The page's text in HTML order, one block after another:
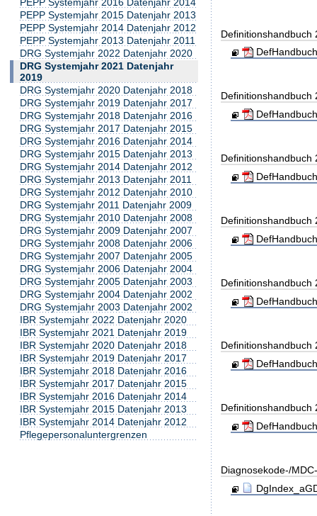
Definitionshandbuch
Definitionshandbuch
Definitionshandbuch
Definitionshandbuch
Definitionshandbuch
Definitionshandbuch
Definitionshandbuch
Diagnosekode-/
PEPP Systemjahr 2016 Datenjahr 2014
PEPP Systemjahr 2015 Datenjahr 2013
PEPP Systemjahr 2014 Datenjahr 2012
PEPP Systemjahr 2013 Datenjahr 2011
DRG Systemjahr 2022 Datenjahr 2020
DRG Systemjahr 2021 Datenjahr
2019
DRG Systemjahr 2020 Datenjahr 2018
DRG Systemjahr 2019 Datenjahr 2017
DRG Systemjahr 2018 Datenjahr 2016
DRG Systemjahr 2017 Datenjahr 2015
DRG Systemjahr 2016 Datenjahr 2014
DRG Systemjahr 2015 Datenjahr 2013
DRG Systemjahr 2014 Datenjahr 2012
DRG Systemjahr 2013 Datenjahr 2011
DRG Systemjahr 2012 Datenjahr 2010
DRG Systemjahr 2011 Datenjahr 2009
DRG Systemjahr 2010 Datenjahr 2008
DRG Systemjahr 2009 Datenjahr 2007
DRG Systemjahr 2008 Datenjahr 2006
DRG Systemjahr 2007 Datenjahr 2005
DRG Systemjahr 2006 Datenjahr 2004
DRG Systemjahr 2005 Datenjahr 2003
DRG Systemjahr 2004 Datenjahr 2002
DRG Systemjahr 2003 Datenjahr 2002
IBR Systemjahr 2022 Datenjahr 2020
IBR Systemjahr 2021 Datenjahr 2019
IBR Systemjahr 2020 Datenjahr 2018
IBR Systemjahr 2019 Datenjahr 2017
IBR Systemjahr 2018 Datenjahr 2016
IBR Systemjahr 2017 Datenjahr 2015
IBR Systemjahr 2016 Datenjahr 2014
IBR Systemjahr 2015 Datenjahr 2013
IBR Systemjahr 2014 Datenjahr 2012
Pflegepersonaluntergrenzen